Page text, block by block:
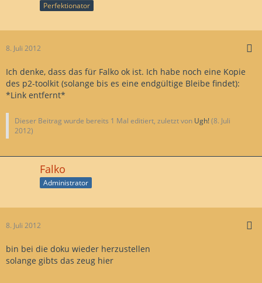
Perfektionator
8. Juli 2012
Ich denke, dass das für Falko ok ist. Ich habe noch eine Kopie
des p2-toolkit (solange bis es eine endgültige Bleibe findet):
*Link entfernt*
Dieser Beitrag wurde bereits 1 Mal editiert, zuletzt von Ugh!(8. Juli
2012)
Falko
Administrator
8. Juli 2012
bin bei die doku wieder herzustellen
solange gibts das zeug hier